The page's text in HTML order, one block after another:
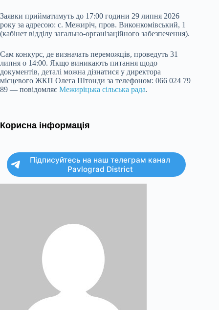
Заявки прийматимуть до 17:00 години 29 липня 2026
року за адресою: с. Межиріч, пров. Виконкомівський, 1
(кабінет відділу загально-організаційного забезпечення).
Сам конкурс, де визначать переможців, проведуть 31
липня о 14:00. Якщо виникають питання щодо
документів, деталі можна дізнатися у директора
місцевого ЖКП Олега Штонди за телефоном: 066 024 79
89 — повідомляє Межиріцька сільська рада.
Корисна інформація
Підписуйтесь на наш телеграм канал
Pavlograd District